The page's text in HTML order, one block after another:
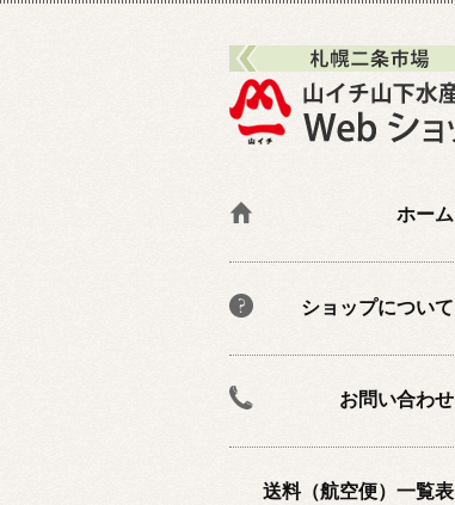
ホーム
ショップについて
お問い合わせ
送料（航空便）一覧表